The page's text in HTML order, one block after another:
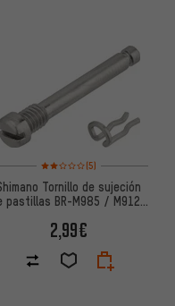
en 2 reseñas
Valoración media: 2 de 5
(5)
Tornillo de sujeción
pastillas BR-M985 / M9120
2,99€